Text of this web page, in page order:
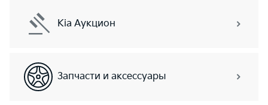
Kia Аукцион
Запчасти и аксессуары